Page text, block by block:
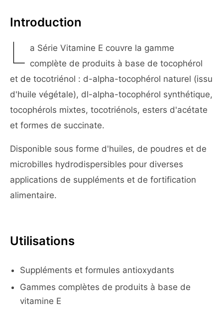
Introduction
L a Série Vitamine E couvre la gamme
complète de produits à base de tocophérol
et de tocotriénol : d-alpha-tocophérol naturel (issu
d'huile végétale), dl-alpha-tocophérol synthétique,
tocophérols mixtes, tocotriénols, esters d'acétate
et formes de succinate.
Disponible sous forme d'huiles, de poudres et de
microbilles hydrodispersibles pour diverses
applications de suppléments et de fortification
alimentaire.
Utilisations
Suppléments et formules antioxydants
Gammes complètes de produits à base de
vitamine E